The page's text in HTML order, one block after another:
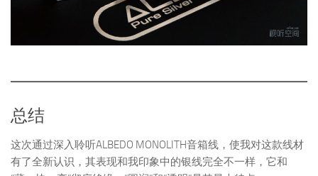
总结
这次通过深入聆听ALBEDO MONOLITH音箱线，使我对这款线材
有了全新认识，其表现和我印象中的银线完全不一样，它和